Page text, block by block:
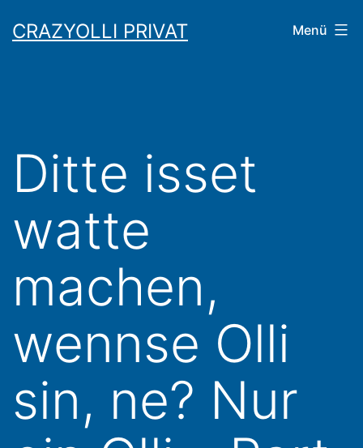
Inhalt
CRAZYOLLI PRIVAT Menü
Ditte isset
watte
machen,
wennse Olli
sin, ne? Nur